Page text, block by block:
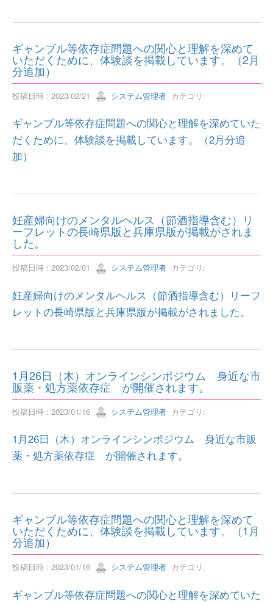
ギャンブル等依存症問題への関心と理解を深めて
いただくために、体験談を掲載しています。（2月
分追加）
投稿日時 : 2023/02/21 システム管理者 カテゴリ:
ギャンブル等依存症問題への関心と理解を深めていた
だくために、体験談を掲載しています。（2月分追
加）
妊産婦向けのメンタルヘルス（節酒指導含む）リ
ーフレットの長崎県版と兵庫県版が掲載がされま
した。
投稿日時 : 2023/02/01 システム管理者 カテゴリ:
妊産婦向けのメンタルヘルス（節酒指導含む）リーフ
レットの長崎県版と兵庫県版が掲載がされました。
1月26日（木）オンラインシンポジウム 身近な市
販薬・処方薬依存症 が開催されます。
投稿日時 : 2023/01/16 システム管理者 カテゴリ:
1月26日（木）オンラインシンポジウム 身近な市販
薬・処方薬依存症 が開催されます。
ギャンブル等依存症問題への関心と理解を深めて
いただくために、体験談を掲載しています。（1月
分追加）
投稿日時 : 2023/01/16 システム管理者 カテゴリ:
ギャンブル等依存症問題への関心と理解を深めていた